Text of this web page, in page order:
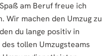
am Beruf freue ich
Wir machen den Umzug zu
du lange positiv in
tollen Umzugsteams